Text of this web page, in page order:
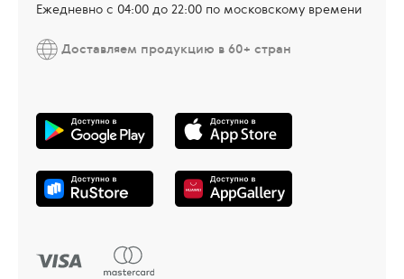
Ежедневно c 04:00 до 22:00 по московскому времени
Доставляем продукцию в 60+ стран